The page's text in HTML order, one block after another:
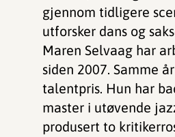
gjennom tidligere
utforsker dans og
Maren Selvaag har
siden 2007. Samme
talentpris. Hun har
master i utøvende
produsert to